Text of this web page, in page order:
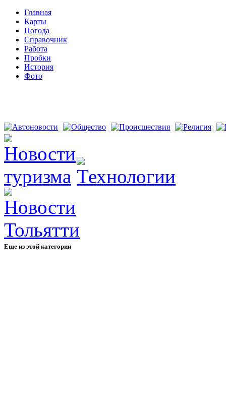
Главная
Карты
Погода
Справочник
Работа
Пробки
История
Фото
Еще из этой категории